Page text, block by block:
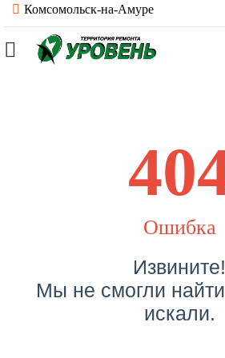
Комсомольск-на-Амуре
Ошибка
Извините!
Мы не смогли
искали.